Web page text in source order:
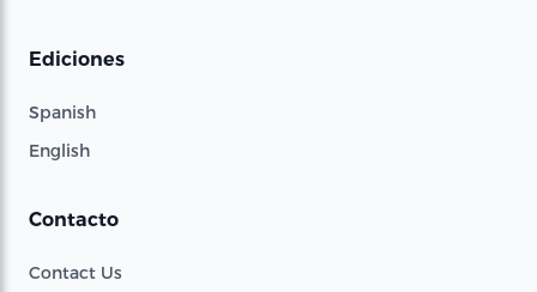
Ediciones
Spanish
English
Contacto
Contact Us